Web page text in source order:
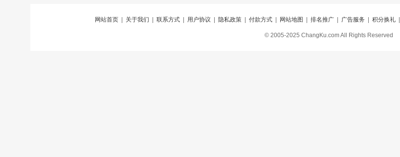
网站首页| 关于我们 联系方式| 用户协议 隐私政策| 付款方式| 网站地图 排名推广| 广告服务 积分换礼|
© 2005-2025 ChangKu.com All Rights Reserved